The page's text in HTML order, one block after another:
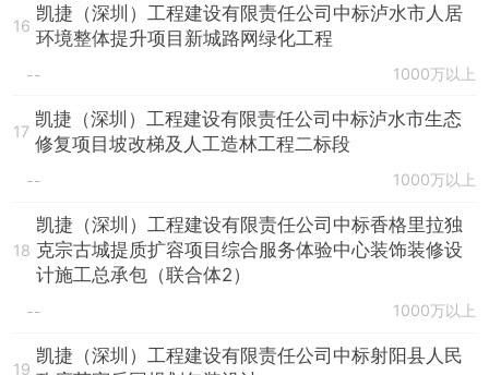
16
凯捷（深圳）工程建设有限责任公司中标泸水市人居
环境整体提升项目新城路网绿化工程
-- 1000万以上
17
凯捷（深圳）工程建设有限责任公司中标泸水市生态
修复项目坡改梯及人工造林工程二标段
-- 1000万以上
18
凯捷（深圳）工程建设有限责任公司中标香格里拉独
克宗古城提质扩容项目综合服务体验中心装饰装修设
计施工总承包（联合体2）
-- 1000万以上
19
凯捷（深圳）工程建设有限责任公司中标射阳县人民